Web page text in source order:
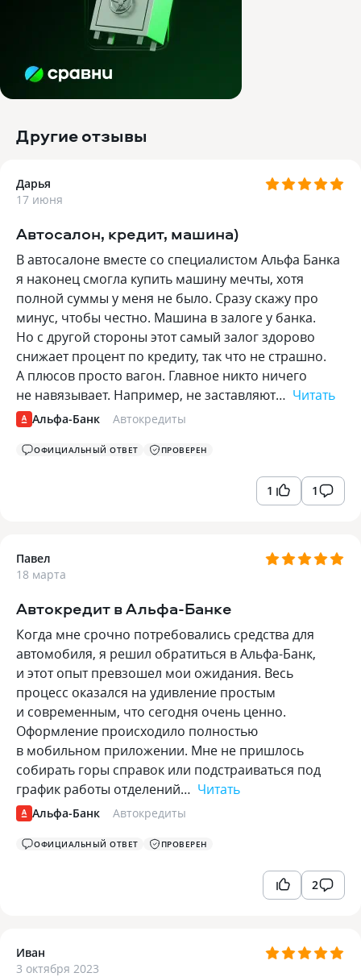
Другие отзывы
Дарья
17 июня
Автосалон, кредит, машина)
В автосалоне вместе со специалистом Альфа Банка
я наконец смогла купить машину мечты, хотя
полной суммы у меня не было. Сразу скажу про
минус, чтобы честно. Машина в залоге у банка.
Но с другой стороны этот самый залог здорово
снижает процент по кредиту, так что не страшно.
А плюсов просто вагон. Главное никто ничего
не навязывает. Например, не заставляют… Читать
Альфа-Банк Автокредиты
ОФИЦИАЛЬНЫЙ ОТВЕТ ПРОВЕРЕН
1 1
Павел
18 марта
Автокредит в Альфа-Банке
Когда мне срочно потребовались средства для
автомобиля, я решил обратиться в Альфа-Банк,
и этот опыт превзошел мои ожидания. Весь
процесс оказался на удивление простым
и современным, что сегодня очень ценно.
Оформление происходило полностью
в мобильном приложении. Мне не пришлось
собирать горы справок или подстраиваться под
график работы отделений… Читать
Альфа-Банк Автокредиты
ОФИЦИАЛЬНЫЙ ОТВЕТ ПРОВЕРЕН
2
Иван
3 октября 2023